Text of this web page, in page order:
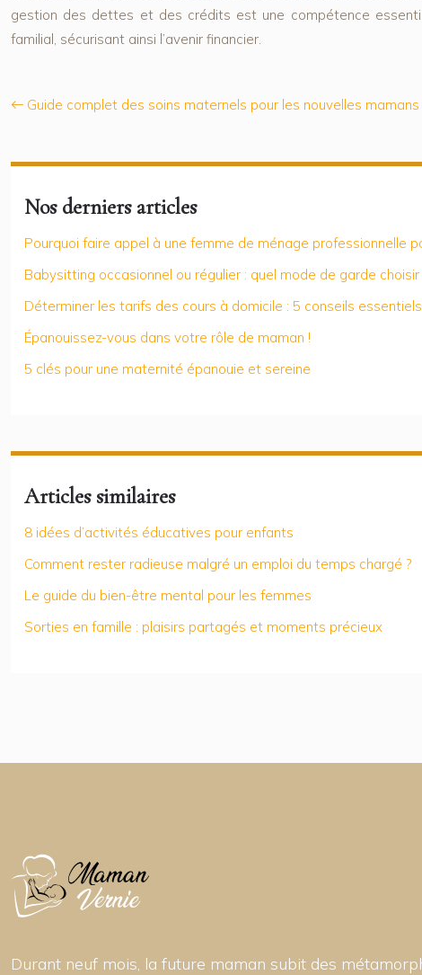
gestion des dettes et des crédits est une compétence
familial, sécurisant ainsi l’avenir financier.
Guide complet des soins maternels pour les nouvelles mamans
Nos derniers articles
Pourquoi faire appel à une femme de ménage professionnelle
Babysitting occasionnel ou régulier : quel mode de garde choisir
Déterminer les tarifs des cours à domicile : 5 conseils essentiels
Épanouissez-vous dans votre rôle de maman !
5 clés pour une maternité épanouie et sereine
Articles similaires
8 idées d’activités éducatives pour enfants
Comment rester radieuse malgré un emploi du temps chargé ?
Le guide du bien-être mental pour les femmes
Sorties en famille : plaisirs partagés et moments précieux
Durant neuf mois, la future maman subit des